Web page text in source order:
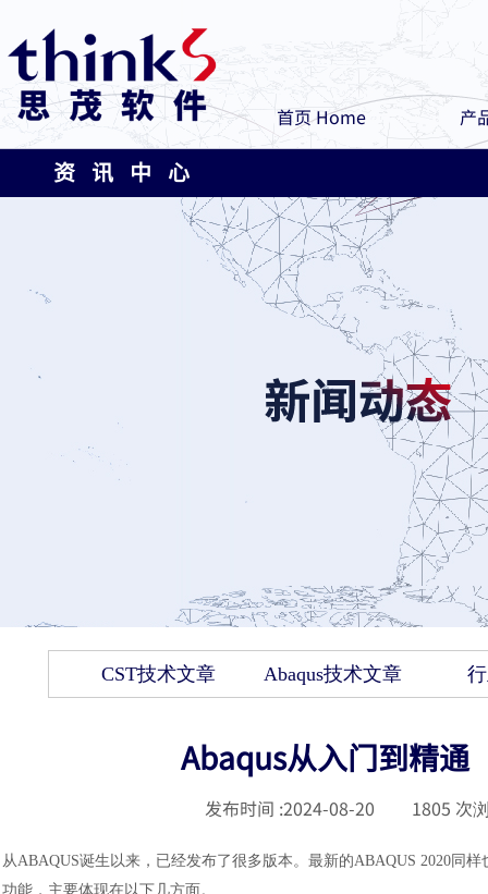
首页 Home 产
资 讯 中 心
CST技术文章 Abaqus技术文章
Abaqus从入门到精通
发布时间 :2024-08-20 1805 次
从ABAQUS诞生以来，已经发布了很多版本。最新的ABAQUS 2020同
功能，主要体现在以下几方面。